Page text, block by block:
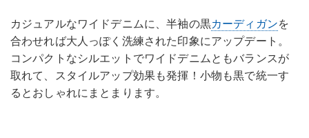
カジュアルなワイドデニムに、半袖の黒カーディガンを
合わせれば大人っぽく洗練された印象にアップデート。
コンパクトなシルエットでワイドデニムともバランスが
取れて、スタイルアップ効果も発揮！小物も黒で統一す
るとおしゃれにまとまります。